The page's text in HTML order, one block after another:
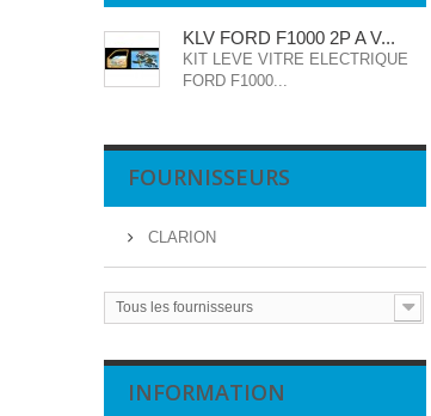
KLV FORD F1000 2P A V...
KIT LEVE VITRE ELECTRIQUE
FORD F1000...
FOURNISSEURS
CLARION
Tous les fournisseurs
INFORMATION